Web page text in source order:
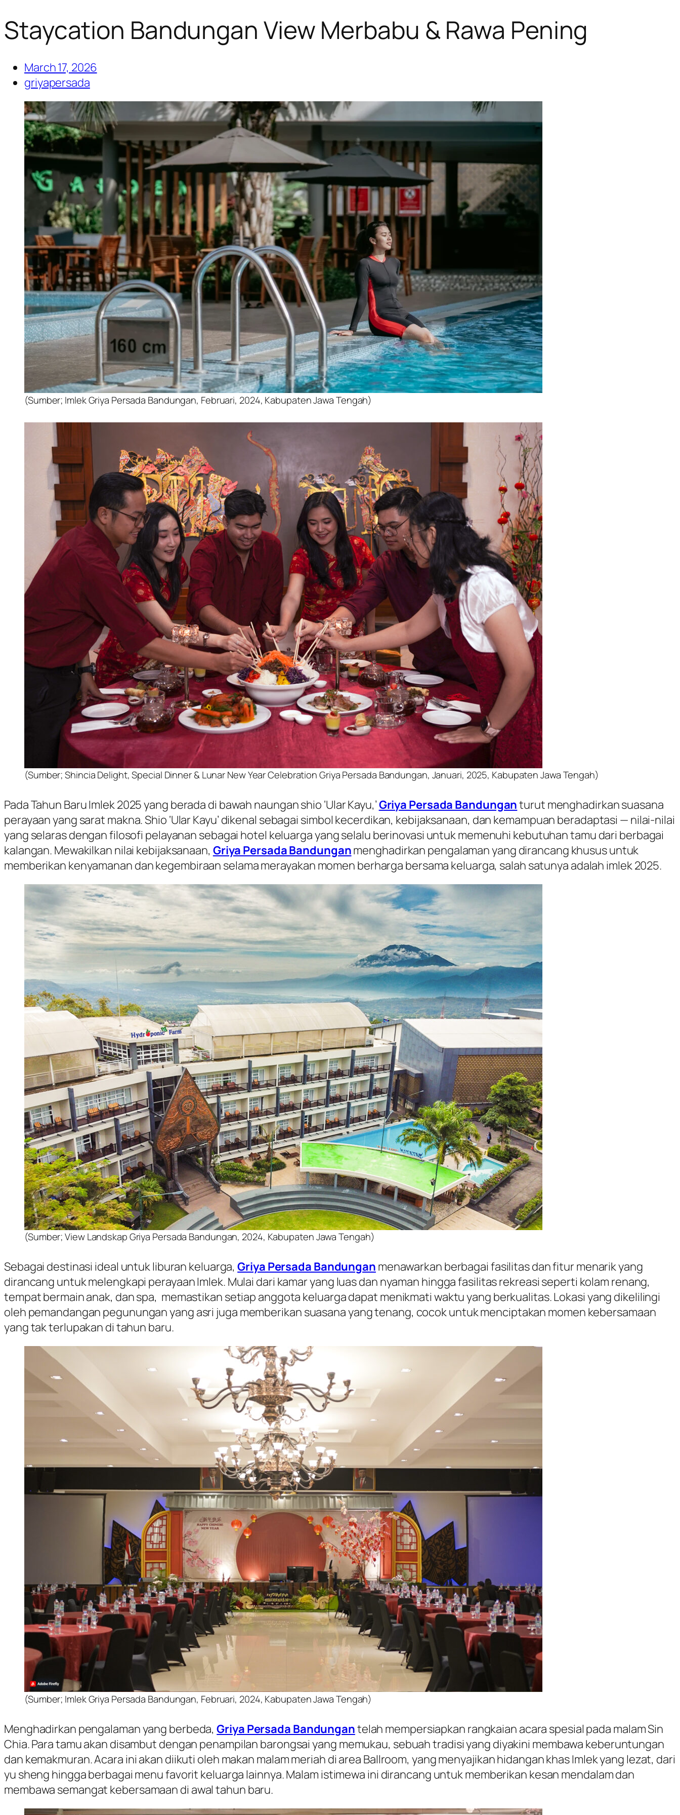
Staycation Bandungan View Merbabu & Rawa Pening
March 17, 2026
griyapersada
(Sumber; Imlek Griya Persada Bandungan, Februari, 2024, Kabupaten Jawa Tengah)
(Sumber; Shincia Delight, Special Dinner & Lunar New Year Celebration Griya Persada Bandungan, Januari, 2025, Kabupaten Jawa Tengah)
Pada Tahun Baru Imlek 2025 yang berada di bawah naungan shio ‘Ular Kayu,’Griya Persada Bandunganturut menghadirkan suasana
perayaan yang sarat makna. Shio ‘Ular Kayu’ dikenal sebagai simbol kecerdikan, kebijaksanaan, dan kemampuan beradaptasi — nilai-nilai
yang selaras dengan filosofi pelayanan sebagai hotel keluarga yang selalu berinovasi untuk memenuhi kebutuhan tamu dari berbagai
kalangan. Mewakilkan nilai kebijaksanaan, Griya Persada Bandunganmenghadirkan pengalaman yang dirancang khusus untuk
memberikan kenyamanan dan kegembiraan selama merayakan momen berharga bersama keluarga, salah satunya adalah imlek 2025.
(Sumber; View Landskap Griya Persada Bandungan, 2024, Kabupaten Jawa Tengah)
Sebagai destinasi ideal untuk liburan keluarga,Griya Persada Bandungan menawarkan berbagai fasilitas dan fitur menarik yang
dirancang untuk melengkapi perayaan Imlek. Mulai dari kamar yang luas dan nyaman hingga fasilitas rekreasi seperti kolam renang,
tempat bermain anak, dan spa, memastikan setiap anggota keluarga dapat menikmati waktu yang berkualitas. Lokasi yang dikelilingi
oleh pemandangan pegunungan yang asri juga memberikan suasana yang tenang, cocok untuk menciptakan momen kebersamaan
yang tak terlupakan di tahun baru.
(Sumber; Imlek Griya Persada Bandungan, Februari, 2024, Kabupaten Jawa Tengah)
Menghadirkan pengalaman yang berbeda,Griya Persada Bandungantelah mempersiapkan rangkaian acara spesial pada malam Sin
Chia. Para tamu akan disambut dengan penampilan barongsai yang memukau, sebuah tradisi yang diyakini membawa keberuntungan
dan kemakmuran. Acara ini akan diikuti oleh makan malam meriah di area Ballroom, yang menyajikan hidangan khas Imlek yang lezat, dari
yu sheng hingga berbagai menu favorit keluarga lainnya. Malam istimewa ini dirancang untuk memberikan kesan mendalam dan
membawa semangat kebersamaan di awal tahun baru.